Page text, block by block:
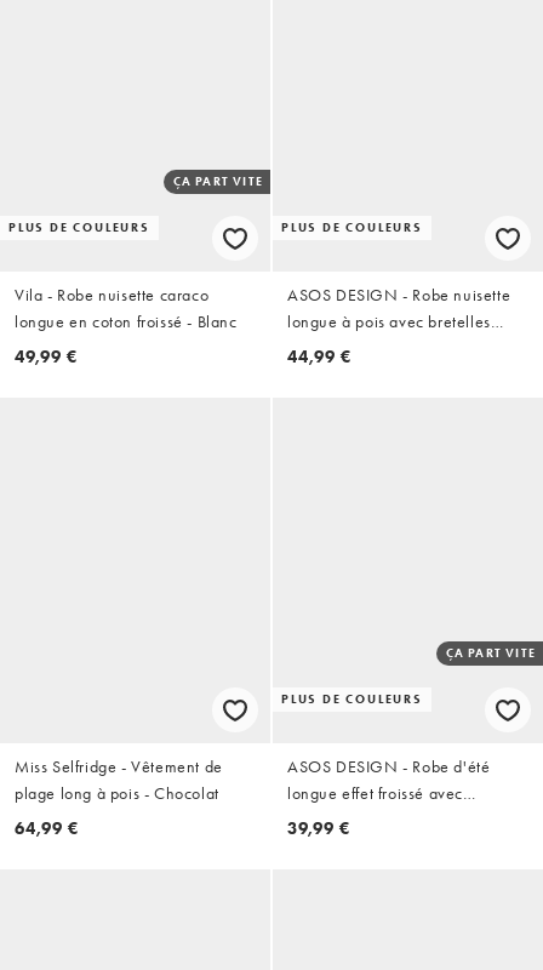
PLUS DE COULEURS
ÇA PART VITE
Vila - Robe nuisette caraco
longue en coton froissé - Blanc
49,99 €
PLUS DE COULEURS
ASOS DESIGN - Robe nuisette
longue à pois avec bretelles
fines et bordures dentelle -
44,99 €
Miss Selfridge - Vêtement de
plage long à pois - Chocolat
64,99 €
PLUS DE COULEURS
ÇA PART VITE
ASOS DESIGN - Robe d'été
longue effet froissé avec
encolure dégagée et taille
39,99 €